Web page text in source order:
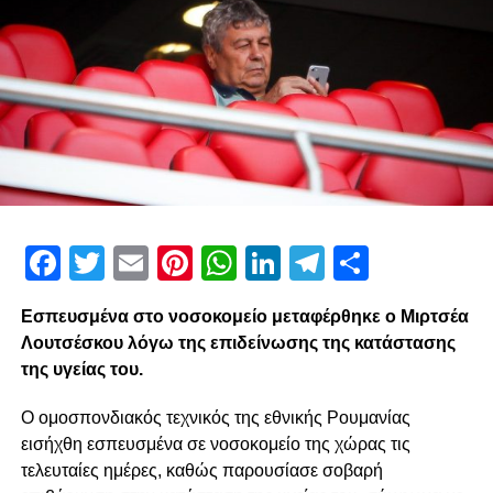
Facebook
Twitter
EmailPinterest
WhatsApp
LinkedInTelegram
Εσπευσμένα στο νοσοκομείο μεταφέρθηκε ο Μιρτσέα
Λουτσέσκου λόγω της επιδείνωσης της κατάστασης
της υγείας του.
Ο ομοσπονδιακός τεχνικός της εθνικής Ρουμανίας
εισήχθη εσπευσμένα σε νοσοκομείο της χώρας τις
τελευταίες ημέρες, καθώς παρουσίασε σοβαρή